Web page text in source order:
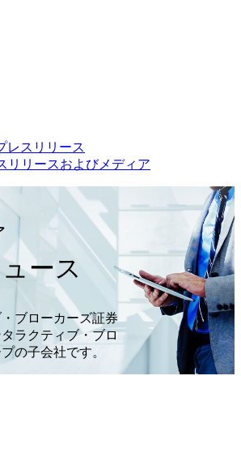
レスリリース
リリースおよびメディア
ース
ブローカーズ証券
ラクティブ・ブロ
の子会社です。